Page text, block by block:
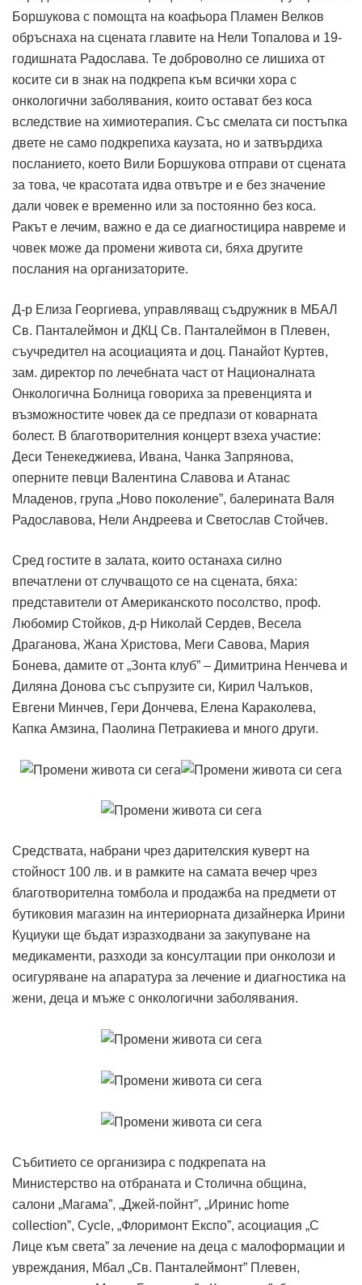
Боршукова с помощта на коафьора Пламен Велков
обръснаха на сцената главите на Нели Топалова и 19-
годишната Радослава. Те доброволно се лишиха от
косите си в знак на подкрепа към всички хора с
онкологични заболявания, които остават без коса
вследствие на химиотерапия. Със смелата си постъпка
двете не само подкрепиха каузата, но и затвърдиха
посланието, което Вили Боршукова отправи от сцената
за това, че красотата идва отвътре и е без значение
дали човек е временно или за постоянно без коса.
Ракът е лечим, важно е да се диагностицира навреме и
човек може да промени живота си, бяха другите
послания на организаторите.
Д-р Елиза Георгиева, управляващ съдружник в МБАЛ
Св. Панталеймон и ДКЦ Св. Панталеймон в Плевен,
съучредител на асоциацията и доц. Панайот Куртев,
зам. директор по лечебната част от Националната
Онкологична Болница говориха за превенцията и
възможностите човек да се предпази от коварната
болест. В благотворителния концерт взеха участие:
Деси Тенекеджиева, Ивана, Чанка Запрянова,
оперните певци Валентина Славова и Атанас
Младенов, група „Ново поколение”, балерината Валя
Радославова, Нели Андреева и Светослав Стойчев.
Сред гостите в залата, които останаха силно
впечатлени от случващото се на сцената, бяха:
представители от Американското посолство, проф.
Любомир Стойков, д-р Николай Сердев, Весела
Драганова, Жана Христова, Меги Савова, Мария
Бонева, дамите от „Зонта клуб” – Димитрина Ненчева и
Диляна Донова със съпрузите си, Кирил Чалъков,
Евгени Минчев, Гери Дончева, Елена Караколева,
Капка Амзина, Паолина Петракиева и много други.
Средствата, набрани чрез дарителския куверт на
стойност 100 лв. и в рамките на самата вечер чрез
благотворителна томбола и продажба на предмети от
бутиковия магазин на интериорната дизайнерка Ирини
Куциуки ще бъдат изразходвани за закупуване на
медикаменти, разходи за консултации при онколози и
осигуряване на апаратура за лечение и диагностика на
жени, деца и мъже с онкологични заболявания.
Събитието се организира с подкрепата на
Министерство на отбраната и Столична община,
салони „Магама”, „Джей-пойнт”, „Иринис home
collection”, Cycle, „Флоримонт Експо”, асоциация „С
Лице към света” за лечение на деца с малоформации и
увреждания, Мбал „Св. Панталеймонт” Плевен,